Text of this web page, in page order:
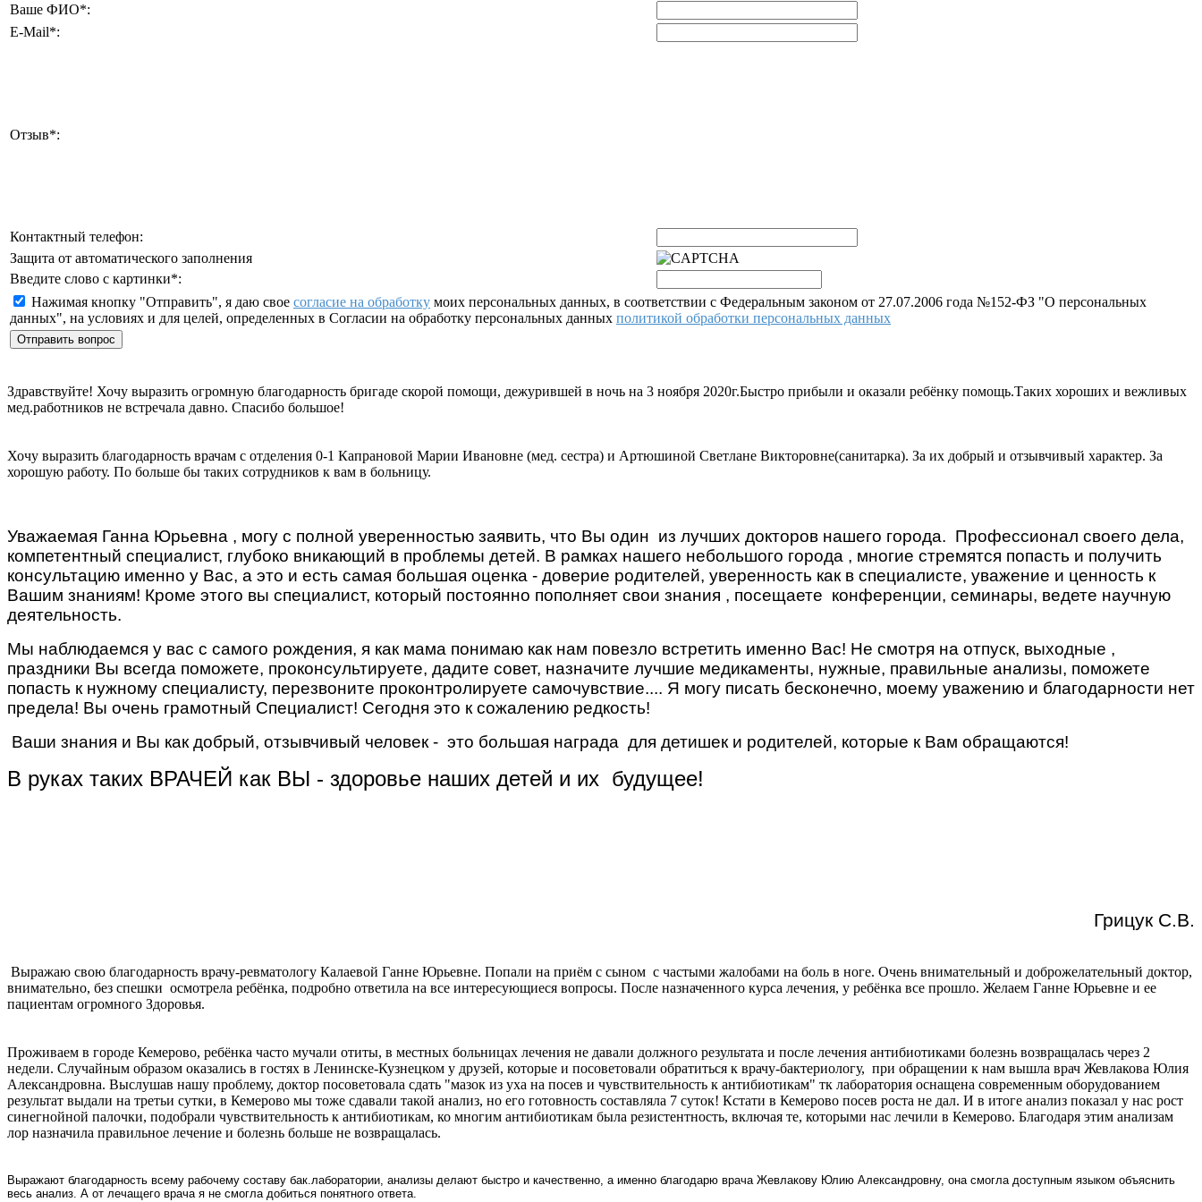
Ваше ФИО*:
E-Mail*:
Отзыв*:
Контактный телефон:
Защита от автоматического заполнения
Введите слово с картинки*:
Нажимая кнопку "Отправить", я даю свое согласие на обработку моих персональных данных, в соответствии с Федеральным законом от 27.07.2006 года №152-ФЗ "О персональных
данных", на условиях и для целей, определенных в Согласии на обработку персональных данных политикой обработки персональных данных
Здравствуйте! Хочу выразить огромную благодарность бригаде скорой помощи, дежурившей в ночь на 3 ноября 2020г.Быстро прибыли и оказали ребёнку помощь.Таких хороших и вежливых
мед.работников не встречала давно. Спасибо большое!
Хочу выразить благодарность врачам с отделения 0-1 Капрановой Марии Ивановне (мед. сестра) и Артюшиной Светлане Викторовне(санитарка). За их добрый и отзывчивый характер. За
хорошую работу. По больше бы таких сотрудников к вам в больницу.
Уважаемая Ганна Юрьевна , могу с полной уверенностью заявить, что Вы один из лучших докторов нашего города. Профессионал своего дела,
компетентный специалист, глубоко вникающий в проблемы детей. В рамках нашего небольшого города , многие стремятся попасть и получить
консультацию именно у Вас, а это и есть самая большая оценка - доверие родителей, уверенность как в специалисте, уважение и ценность к
Вашим знаниям! Кроме этого вы специалист, который постоянно пополняет свои знания , посещаете конференции, семинары, ведете научную
деятельность.
Мы наблюдаемся у вас с самого рождения, я как мама понимаю как нам повезло встретить именно Вас! Не смотря на отпуск, выходные ,
праздники Вы всегда поможете, проконсультируете, дадите совет, назначите лучшие медикаменты, нужные, правильные анализы, поможете
попасть к нужному специалисту, перезвоните проконтролируете самочувствие.... Я могу писать бесконечно, моему уважению и благодарности нет
предела! Вы очень грамотный Специалист! Сегодня это к сожалению редкость!
Ваши знания и Вы как добрый, отзывчивый человек - это большая награда для детишек и родителей, которые к Вам обращаются!
В руках таких ВРАЧЕЙ как ВЫ - здоровье наших детей и их будущее!
Грицук С.В.
Выражаю свою благодарность врачу-ревматологу Калаевой Ганне Юрьевне. Попали на приём с сыном с частыми жалобами на боль в ноге. Очень внимательный и доброжелательный доктор,
внимательно, без спешки осмотрела ребёнка, подробно ответила на все интересующиеся вопросы. После назначенного курса лечения, у ребёнка все прошло. Желаем Ганне Юрьевне и ее
пациентам огромного Здоровья.
Проживаем в городе Кемерово, ребёнка часто мучали отиты, в местных больницах лечения не давали должного результата и после лечения антибиотиками болезнь возвращалась через 2
недели. Случайным образом оказались в гостях в Ленинске-Кузнецком у друзей, которые и посоветовали обратиться к врачу-бактериологу, при обращении к нам вышла врач Жевлакова Юлия
Александровна. Выслушав нашу проблему, доктор посоветовала сдать "мазок из уха на посев и чувствительность к антибиотикам" тк лаборатория оснащена современным оборудованием
результат выдали на третьи сутки, в Кемерово мы тоже сдавали такой анализ, но его готовность составляла 7 суток! Кстати в Кемерово посев роста не дал. И в итоге анализ показал у нас рост
синегнойной палочки, подобрали чувствительность к антибиотикам, ко многим антибиотикам была резистентность, включая те, которыми нас лечили в Кемерово. Благодаря этим анализам
лор назначила правильное лечение и болезнь больше не возвращалась.
Выражают благодарность всему рабочему составу бак.лаборатории, анализы делают быстро и качественно, а именно благодарю врача Жевлакову Юлию Александровну, она смогла доступным языком объяснить
весь анализ. А от лечащего врача я не смогла добиться понятного ответа.